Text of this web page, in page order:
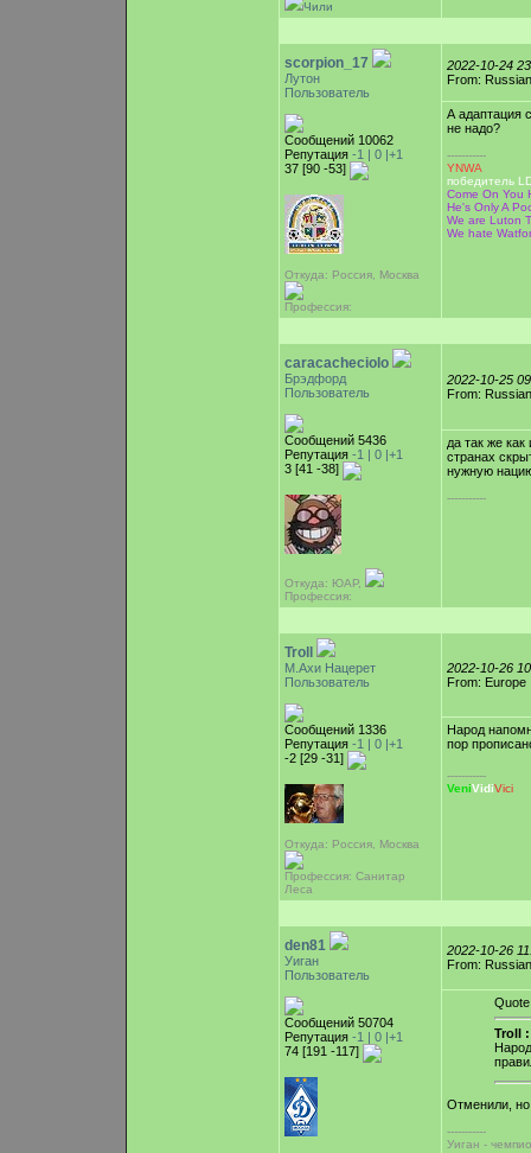
Чили
scorpion_17
Лутон
Пользователь
Сообщений 10062
Репутация -1 | 0 |+1
37 [90 -53]
Откуда: Россия, Москва
Профессия:
2022-10-24
From:
А адаптация
не надо?
-----------
YNWA
победитель
Come On You
He's Only A
We are Luton
We hate
caracacheciolo
Брэдфорд
Пользователь
Сообщений 5436
Репутация -1 | 0 |+1
3 [41 -38]
Откуда: ЮАР,
Профессия:
2022-10-25
From:
да так же
странах
нужную
-----------
Troll
М.Ахи Нацерет
Пользователь
Сообщений 1336
Репутация -1 | 0 |+1
-2 [29 -31]
Откуда: Россия, Москва
Профессия: Санитар
Леса
2022-10-26
From: Europe
Народ
пор
-----------
VeniVidiVici
den81
Уиган
Пользователь
Сообщений 50704
Репутация -1 | 0 |+1
74 [191 -117]
2022-10-26
From:
Quote
Troll :
Отменили, но
-----------
Уиган -